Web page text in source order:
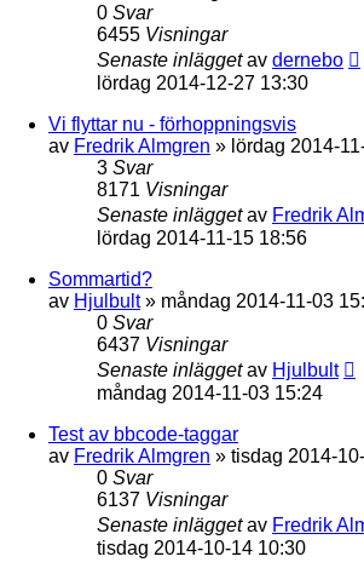
0 Svar
6455 Visningar
Senaste inläggetav dernebo
lördag 2014-12-27 13:30
Vi flyttar nu - förhoppningsvis
av Fredrik Almgren » lördag 2014-
3 Svar
8171 Visningar
Senaste inläggetav Fredrik
lördag 2014-11-15 18:56
Sommartid?
av Hjulbult» måndag 2014-11-03
0 Svar
6437 Visningar
Senaste inläggetav Hjulbult
måndag 2014-11-03 15:24
Test av bbcode-taggar
av Fredrik Almgren » tisdag 2014-
0 Svar
6137 Visningar
Senaste inläggetav Fredrik
tisdag 2014-10-14 10:30